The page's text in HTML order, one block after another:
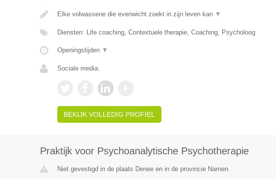
Elke volwassene die evenwicht zoekt in zijn leven kan ▼
Diensten: Life coaching, Contextuele therapie, Coaching, Psycholoog
Openingstijden ▼
Sociale media:
BEKIJK VOLLEDIG PROFIEL
Praktijk voor Psychoanalytische Psychotherapie
Niet gevestigd in de plaats Denee en in de provincie Namen.